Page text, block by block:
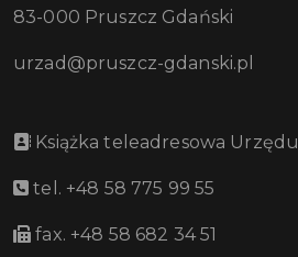
83-000 Pruszcz Gdański
urzad@pruszcz-gdanski.pl
Książka teleadresowa Urzędu
tel. +48 58 775 99 55
fax. +48 58 682 34 51